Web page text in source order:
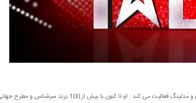
فرزان اطهری متولد 5 تیر 1365 در تهران می باشد . او در زمینه بازیگری ، مجری و مدلینگ فعالیت می کند . او تا کنون با بیش از 100 برند سرشناس و